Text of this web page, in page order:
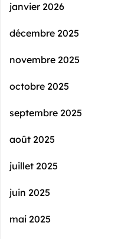
janvier 2026
décembre 2025
novembre 2025
octobre 2025
septembre 2025
août 2025
juillet 2025
juin 2025
mai 2025